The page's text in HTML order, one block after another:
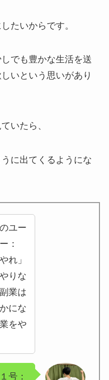
たいからです。
でも豊かな生活を送
いという思いがあり
いたら、
に出てくるようにな
ユー
：
れ」
りな
業は
にな
をや
号：